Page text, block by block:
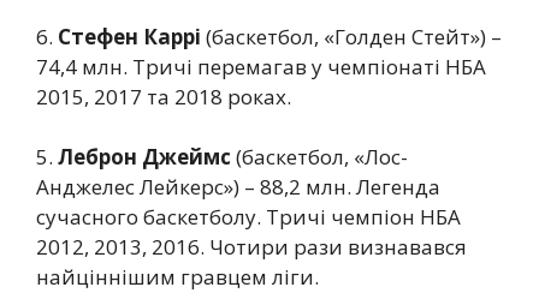
6. Стефен Каррі (баскетбол, «Голден Стейт») –
74,4 млн. Тричі перемагав у чемпіонаті НБА
2015, 2017 та 2018 роках.
5. Леброн Джеймс (баскетбол, «Лос-
Анджелес Лейкерс») – 88,2 млн. Легенда
сучасного баскетболу. Тричі чемпіон НБА
2012, 2013, 2016. Чотири рази визнавався
найціннішим гравцем ліги.